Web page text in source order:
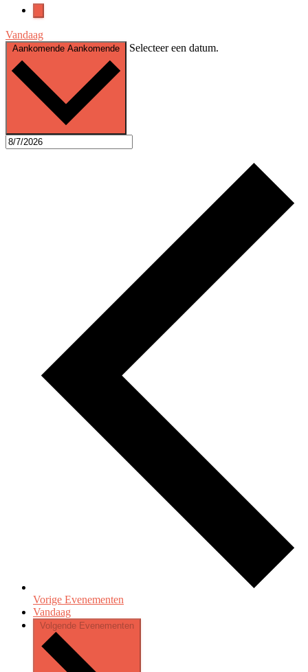
Vandaag
Aankomende Aankomende Selecteer een datum.
Vorige Evenementen
Vandaag
Volgende Evenementen